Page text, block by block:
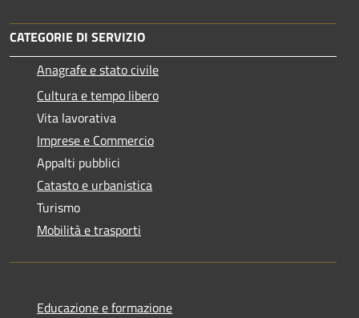
CATEGORIE DI SERVIZIO
Anagrafe e stato civile
Cultura e tempo libero
Vita lavorativa
Imprese e Commercio
Appalti pubblici
Catasto e urbanistica
Turismo
Mobilità e trasporti
Educazione e formazione